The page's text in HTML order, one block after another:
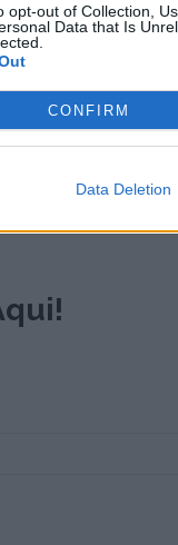
opt-out of Collection,
Data that Is
CONFIRM
Data Deletion
em